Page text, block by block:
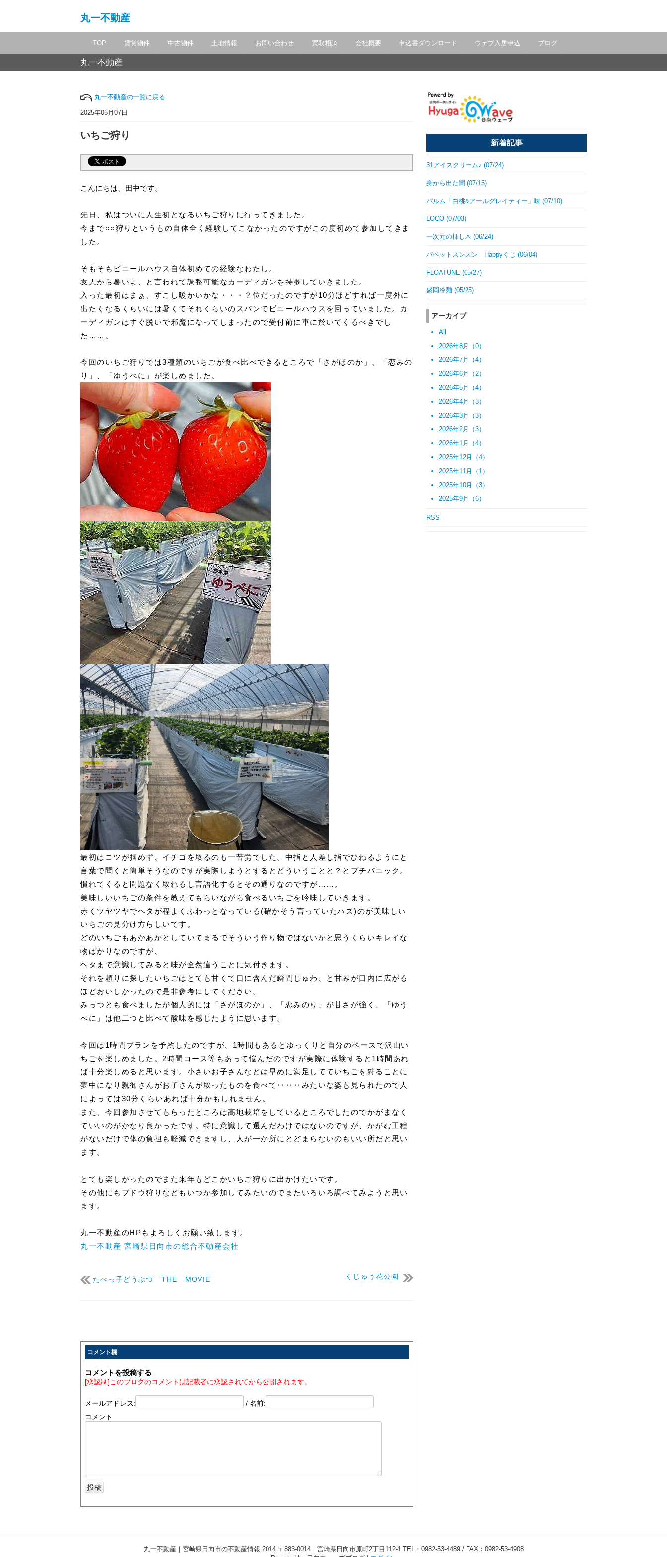
丸一不動産
TOP 賃貸物件 中古物件 土地情報 お問い合わせ 買取相談 会社概要 申込書ダウンロード ウェブ入居申込 ブログ
丸一不動産
丸一不動産の一覧に戻る
2025年05月07日
いちご狩り
こんにちは、田中です。
先日、私はついに人生初となるいちご狩りに行ってきました。
今まで○○狩りというもの自体全く経験してこなかったのですがこの度初めて参加してきま
した。
そもそもビニールハウス自体初めての経験なわたし。
友人から暑いよ、と言われて調整可能なカーディガンを持参していきました。
入った最初はまぁ、すこし暖かいかな・・・？位だったのですが10分ほどすれば一度外に
出たくなるくらいには暑くてそれくらいのスパンでビニールハウスを回っていました。カ
ーディガンはすぐ脱いで邪魔になってしまったので受付前に車に於いてくるべきでし
た……。
今回のいちご狩りでは3種類のいちごが食べ比べできるところで「さがほのか」、「恋みの
り」、「ゆうべに」が楽しめました。
最初はコツが掴めず、イチゴを取るのも一苦労でした。中指と人差し指でひねるようにと
言葉で聞くと簡単そうなのですが実際しようとするとどういうことと？とプチパニック。
慣れてくると問題なく取れるし言語化するとその通りなのですが……。
美味しいいちごの条件を教えてもらいながら食べるいちごを吟味していきます。
赤くツヤツヤでヘタが程よくふわっとなっている(確かそう言っていたハズ)のが美味しい
いちごの見分け方らしいです。
どのいちごもあかあかとしていてまるでそういう作り物ではないかと思うくらいキレイな
物ばかりなのですが、
ヘタまで意識してみると味が全然違うことに気付きます。
それを頼りに探したいちごはとても甘くて口に含んだ瞬間じゅわ、と甘みが口内に広がる
ほどおいしかったので是非参考にしてください。
みっつとも食べましたが個人的には「さがほのか」、「恋みのり」が甘さが強く、「ゆう
べに」は他二つと比べて酸味を感じたように思います。
今回は1時間プランを予約したのですが、1時間もあるとゆっくりと自分のペースで沢山い
ちごを楽しめました。2時間コース等もあって悩んだのですが実際に体験すると1時間あれ
ば十分楽しめると思います。小さいお子さんなどは早めに満足してていちごを狩ることに
夢中になり親御さんがお子さんが取ったものを食べて‥‥‥みたいな姿も見られたので人
によっては30分くらいあれば十分かもしれません。
また、今回参加させてもらったところは高地栽培をしているところでしたのでかがまなく
ていいのがかなり良かったです。特に意識して選んだわけではないのですが、かがむ工程
がないだけで体の負担も軽減できますし、人が一か所にとどまらないのもいい所だと思い
ます。
とても楽しかったのでまた来年もどこかいちご狩りに出かけたいです。
その他にもブドウ狩りなどもいつか参加してみたいのでまたいろいろ調べてみようと思い
ます。
丸一不動産のHPもよろしくお願い致します。
丸一不動産 宮崎県日向市の総合不動産会社
たべっ子どうぶつ THE MOVIE くじゅう花公園
コメント欄
コメントを投稿する
[承認制]このブログのコメントは記載者に承認されてから公開されます。
メールアドレス:
/ 名前:
コメント
新着記事
31アイスクリーム♪ (07/24)
身から出た闇 (07/15)
パルム「白桃&アールグレイティー」味 (07/10)
LOCO (07/03)
一次元の挿し木 (06/24)
パペットスンスン Happyくじ (06/04)
FLOATUNE (05/27)
盛岡冷麺 (05/25)
アーカイブ
All
2026年8月（0）
2026年7月（4）
2026年6月（2）
2026年5月（4）
2026年4月（3）
2026年3月（3）
2026年2月（3）
2026年1月（4）
2025年12月（4）
2025年11月（1）
2025年10月（3）
2025年9月（6）
RSS
丸一不動産｜宮崎県日向市の不動産情報 2014 〒883-0014 宮崎県日向市原町2丁目112-1 TEL：0982-53-4489 / FAX：0982-53-4908